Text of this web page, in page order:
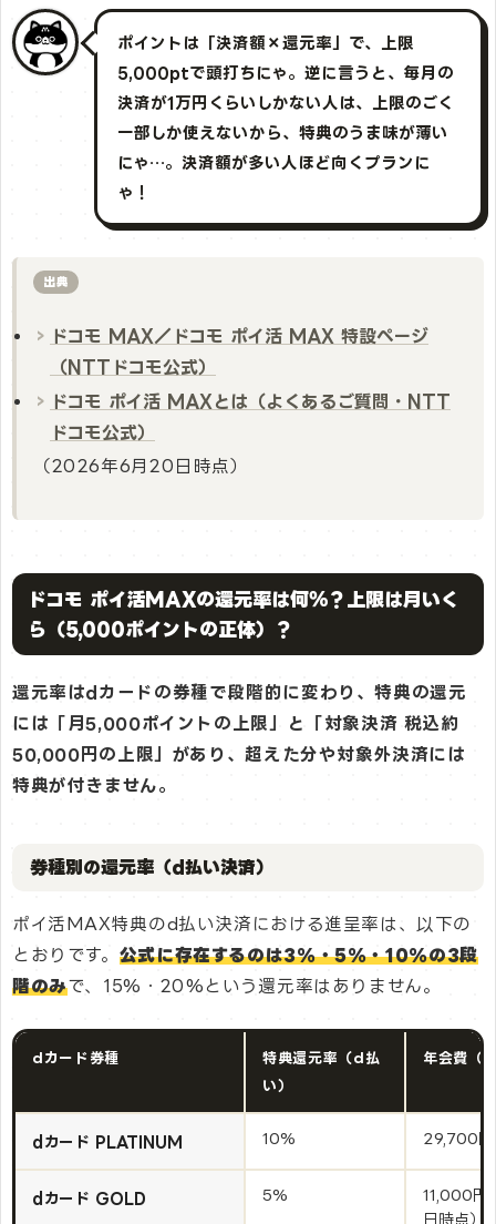
ポイントは「決済額×還元率」で、上限
5,000ptで頭打ちにゃ。逆に言うと、毎月の
決済が1万円くらいしかない人は、上限のごく
一部しか使えないから、特典のうま味が薄い
にゃ…。決済額が多い人ほど向くプランに
ゃ！
出典
ドコモ MAX／ドコモ ポイ活 MAX 特設ページ
（NTTドコモ公式）
ドコモ ポイ活 MAXとは（よくあるご質問・NTT
ドコモ公式）
（2026年6月20日時点）
ドコモ ポイ活MAXの還元率は何％？上限は月いく
ら（5,000ポイントの正体）？
還元率はdカードの券種で段階的に変わり、特典の還元
には「月5,000ポイントの上限」と「対象決済 税込約
50,000円の上限」があり、超えた分や対象外決済には
特典が付きません。
券種別の還元率（d払い決済）
ポイ活MAX特典のd払い決済における進呈率は、以下の
とおりです。 公式に存在するのは3%・5%・10%の3段
階のみで、15%・20%という還元率はありません。
dカード券種
特典還元率（d払
い）
年会費（
dカード PLATINUM 10% 29,700円
dカード GOLD 5%
11,000円
日時点）